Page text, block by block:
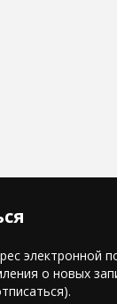
электронной
о новых